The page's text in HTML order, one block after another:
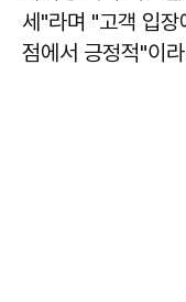
세"라며 "고객 입
점에서 긍정적"이